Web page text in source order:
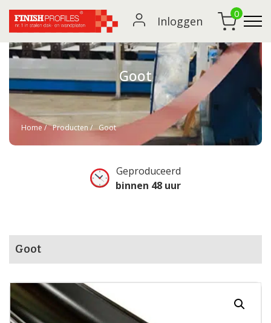
Inloggen
0
Goot
Home Producten Goot
Geproduceerd
binnen 48 uur
Goot